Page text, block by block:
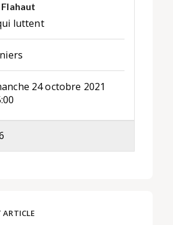
luttent
24 octobre 2021
ARTICLE